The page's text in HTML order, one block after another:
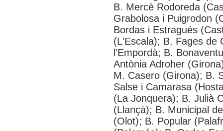
B. Mercè Rodoreda
Grabolosa i Puigrodon
Bordas i Estragués
(L'Escala); B. Fages de
l'Empordà; B.
Antònia Adroher
M. Casero (Girona); B.
Salse i Camarasa
(La Jonquera); B. Julià
(Llançà); B. Municipal
(Olot); B. Popular